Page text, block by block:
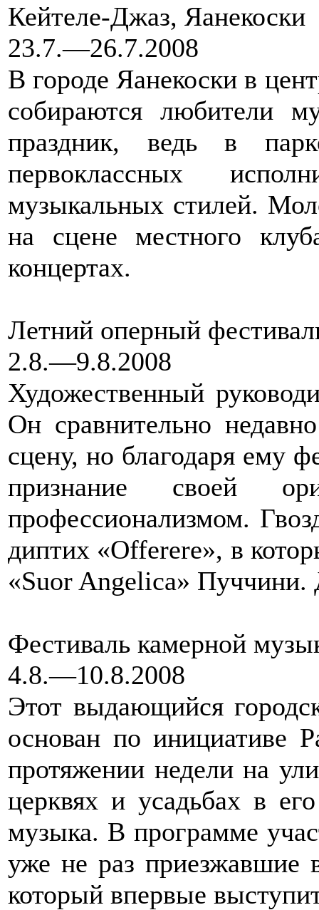
Кейтеле-Джаз, Яанекоски
23.7.—26.7.2008
В городе Яанекоски в
собираются любители
праздник, ведь в
первоклассных
музыкальных стилей.
на сцене местного
концертах.
Летний оперный
2.8.—9.8.2008
Художественный
Он сравнительно
сцену, но благодаря ему
признание своей
профессионализмом.
диптих «Offerere», в
«Suor Angelica»
Фестиваль камерной
4.8.—10.8.2008
Этот выдающийся
основан по инициативе
протяжении недели на
церквях и усадьбах в
музыка. В программе
уже не раз приезжавшие
который впервые